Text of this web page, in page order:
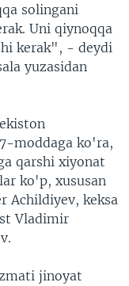
solingani
Uni qiynoqqa
kerak", - deydi
yuzasidan
moddaga ko'ra,
qarshi xiyonat
ko'p, xususan
Achildiyev, keksa
Vladimir
jinoyat